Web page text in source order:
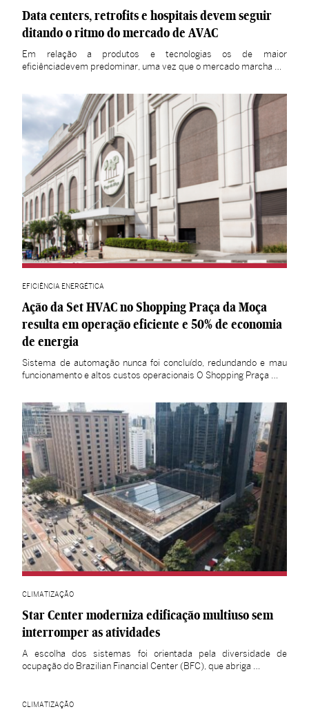
Data centers, retrofits e hospitais devem seguir
ditando o ritmo do mercado de AVAC
Em relação a produtos e tecnologias os de maior
eficiênciadevem predominar, uma vez que o mercado marcha …
EFICIÊNCIA ENERGÉTICA
Ação da Set HVAC no Shopping Praça da Moça
resulta em operação eficiente e 50% de economia
de energia
Sistema de automação nunca foi concluído, redundando e mau
funcionamento e altos custos operacionais O Shopping Praça …
CLIMATIZAÇÃO
Star Center moderniza edificação multiuso sem
interromper as atividades
A escolha dos sistemas foi orientada pela diversidade de
ocupação do Brazilian Financial Center (BFC), que abriga …
CLIMATIZAÇÃO